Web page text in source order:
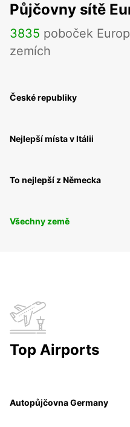
Půjčovny sítě
3835 poboček
zemích
České republiky
Nejlepší místa v Itálii
To nejlepší z Německa
Všechny země
Top Airports
Autopůjčovna Germany